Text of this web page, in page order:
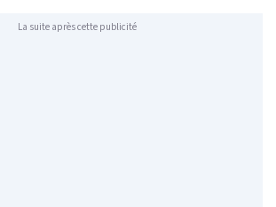
La suite après cette publicité